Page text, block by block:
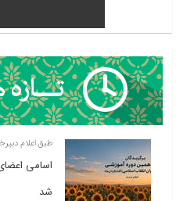
طبق اعلام
اسامی
شد